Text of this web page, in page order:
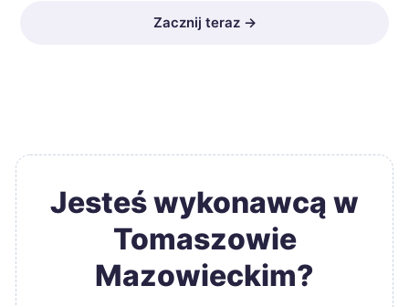
Zacznij teraz →
Jesteś wykonawcą w
Tomaszowie
Mazowieckim?